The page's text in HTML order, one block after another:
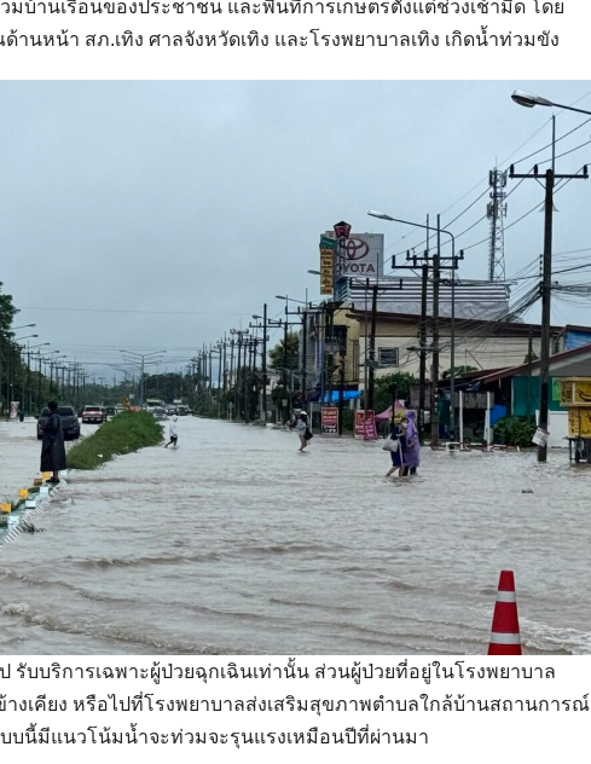
บ้านเรือนของประชาชน และพื้นที่การเกษตรตั้งแต่ช่วงเช้ามืด โดย
นหน้า สภ.เทิง ศาลจังหวัดเทิง และโรงพยาบาลเทิง เกิดน้ำท่วมขัง
รับบริการเฉพาะผู้ป่วยฉุกเฉินเท่านั้น ส่วนผู้ป่วยที่อยู่ในโรงพยาบาล
งเคียง หรือไปที่โรงพยาบาลส่งเสริมสุขภาพตำบลใกล้บ้านสถานการณ์
บนี้มีแนวโน้มน้ำจะท่วมจะรุนแรงเหมือนปีที่ผ่านมา